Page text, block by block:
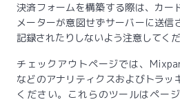
決済フォームを構築する際は、カー
メーターが意図せずサーバーに送信
記録されたりしないよう注意してくだ
チェックアウトページでは、
などのアナリティクスおよびトラッ
ください。これらのツールはペー